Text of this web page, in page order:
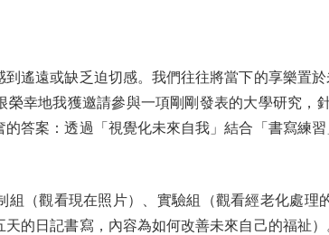
遠或缺乏迫切感。我們往往將當下的享樂置於
幸地我獲邀請參與一項剛剛發表的大學研究，
答案：透過「視覺化未來自我」結合「書寫練
觀看現在照片）、實驗組（觀看經老化處理
的日記書寫，內容為如何改善未來自己的福祉